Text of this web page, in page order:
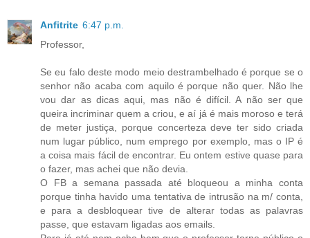
Anfitrite 6:47 p.m.
Professor,
Se eu falo deste modo meio destrambelhado é porque se o
senhor não acaba com aquilo é porque não quer. Não lhe
vou dar as dicas aqui, mas não é difícil. A não ser que
queira incriminar quem a criou, e aí já é mais moroso e terá
de meter justiça, porque concerteza deve ter sido criada
num lugar público, num emprego por exemplo, mas o IP é
a coisa mais fácil de encontrar. Eu ontem estive quase para
o fazer, mas achei que não devia.
O FB a semana passada até bloqueou a minha conta
porque tinha havido uma tentativa de intrusão na m/ conta,
e para a desbloquear tive de alterar todas as palavras
passe, que estavam ligadas aos emails.